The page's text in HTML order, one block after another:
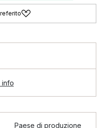
info
Paese di produzione